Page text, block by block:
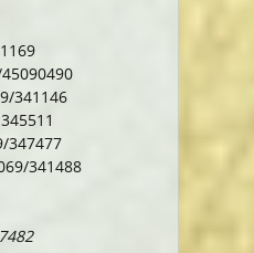
341146
347477
341488